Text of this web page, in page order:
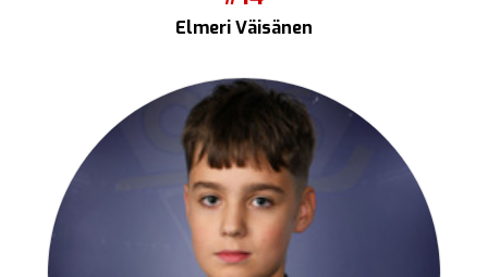
Elmeri Väisänen